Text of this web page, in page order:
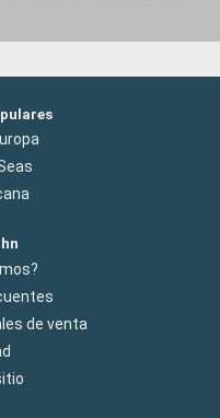
de venta